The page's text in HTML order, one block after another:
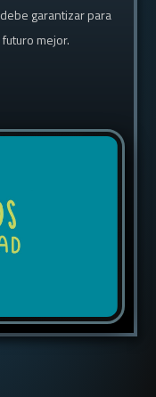
garantizar para
mejor.